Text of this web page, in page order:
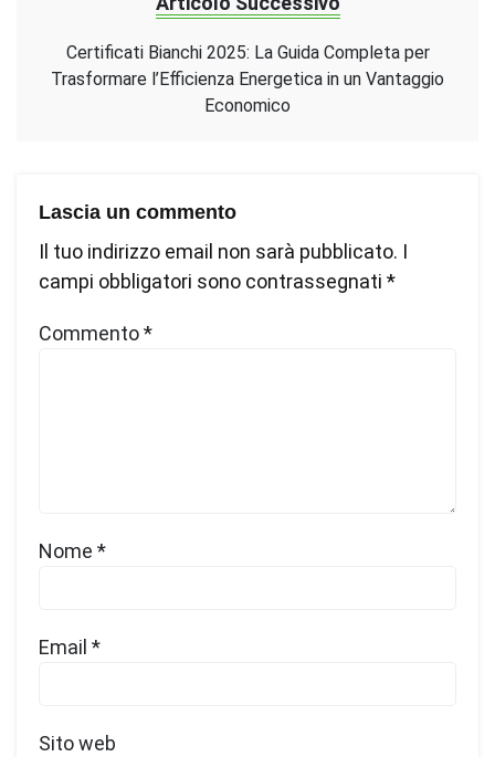
Certificati Bianchi 2025: La Guida Completa per
Trasformare l’Efficienza Energetica in un Vantaggio
Economico
Lascia un commento
Il tuo indirizzo email non sarà pubblicato. I
campi obbligatori sono contrassegnati *
Commento*
Nome *
Email *
Sito web